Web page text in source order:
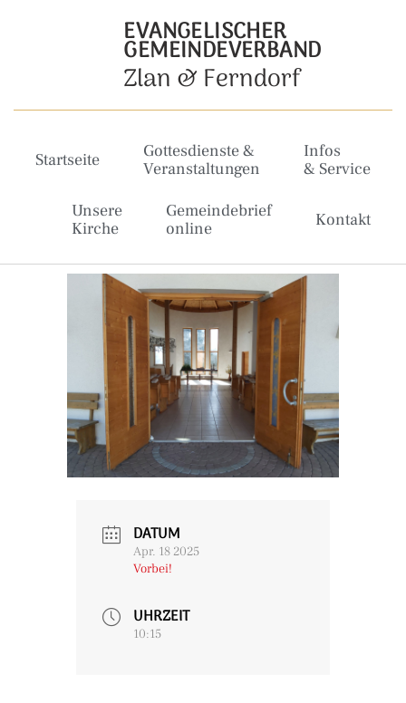
EVANGELISCHER
GEMEINDEVERBAND
Zlan & Ferndorf
Startseite
Gottesdienste &
Veranstaltungen
Infos
& Service
Unsere
Kirche
Gemeindebrief
online
Kontakt
DATUM
Apr. 18 2025
Vorbei!
UHRZEIT
10:15